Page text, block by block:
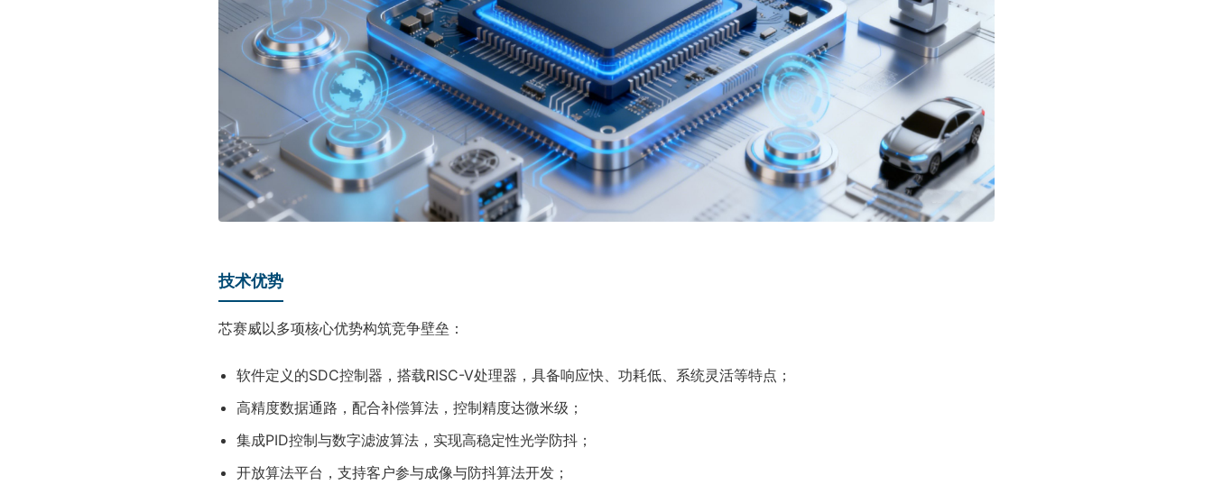
技术优势
芯赛威以多项核心优势构筑竞争壁垒：
软件定义的SDC控制器，搭载RISC-V处理器，具备响应快、功耗低、系统灵活等特点；
高精度数据通路，配合补偿算法，控制精度达微米级；
集成PID控制与数字滤波算法，实现高稳定性光学防抖；
开放算法平台，支持客户参与成像与防抖算法开发；